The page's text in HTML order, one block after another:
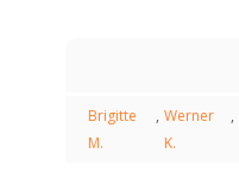
Brigitte
M.
, Werner
K.
,